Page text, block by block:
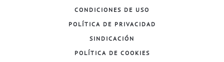
CONDICIONES DE USO
POLÍTICA DE PRIVACIDAD
SINDICACIÓN
POLÍTICA DE COOKIES